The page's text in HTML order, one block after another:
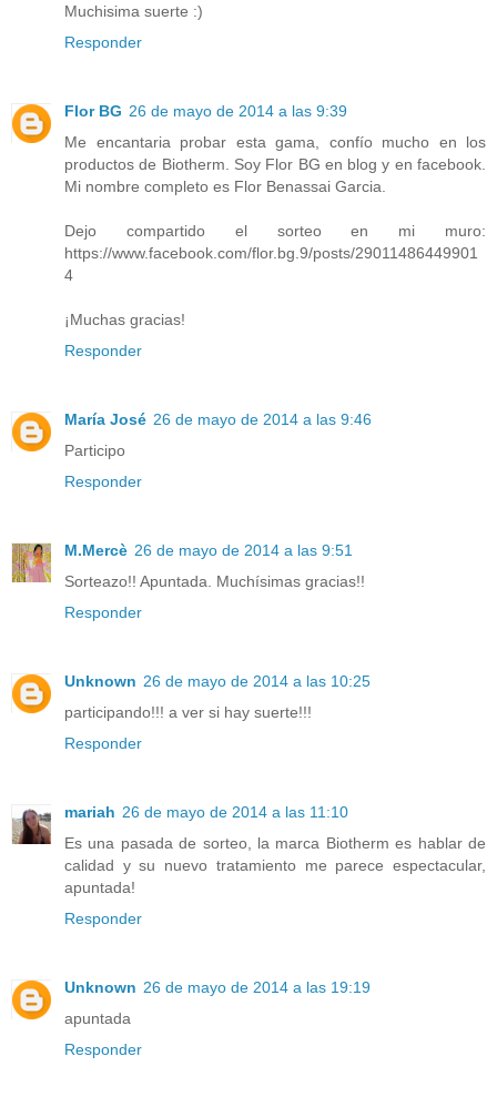
Muchisima suerte :)
Responder
Flor BG 26 de mayo de 2014 a las 9:39
Me encantaria probar esta gama, confío mucho en los
productos de Biotherm. Soy Flor BG en blog y en facebook.
Mi nombre completo es Flor Benassai Garcia.
Dejo compartido el sorteo en mi muro:
https://www.facebook.com/flor.bg.9/posts/29011486449901
4
¡Muchas gracias!
Responder
María José 26 de mayo de 2014 a las 9:46
Participo
Responder
M.Mercè 26 de mayo de 2014 a las 9:51
Sorteazo!! Apuntada. Muchísimas gracias!!
Responder
Unknown 26 de mayo de 2014 a las 10:25
participando!!! a ver si hay suerte!!!
Responder
mariah 26 de mayo de 2014 a las 11:10
Es una pasada de sorteo, la marca Biotherm es hablar de
calidad y su nuevo tratamiento me parece espectacular,
apuntada!
Responder
Unknown 26 de mayo de 2014 a las 19:19
apuntada
Responder